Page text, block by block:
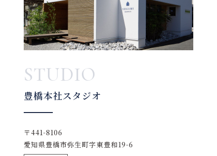
STUDIO
豊橋本社スタジオ
〒441-8106
愛知県豊橋市弥生町字東豊和19-6